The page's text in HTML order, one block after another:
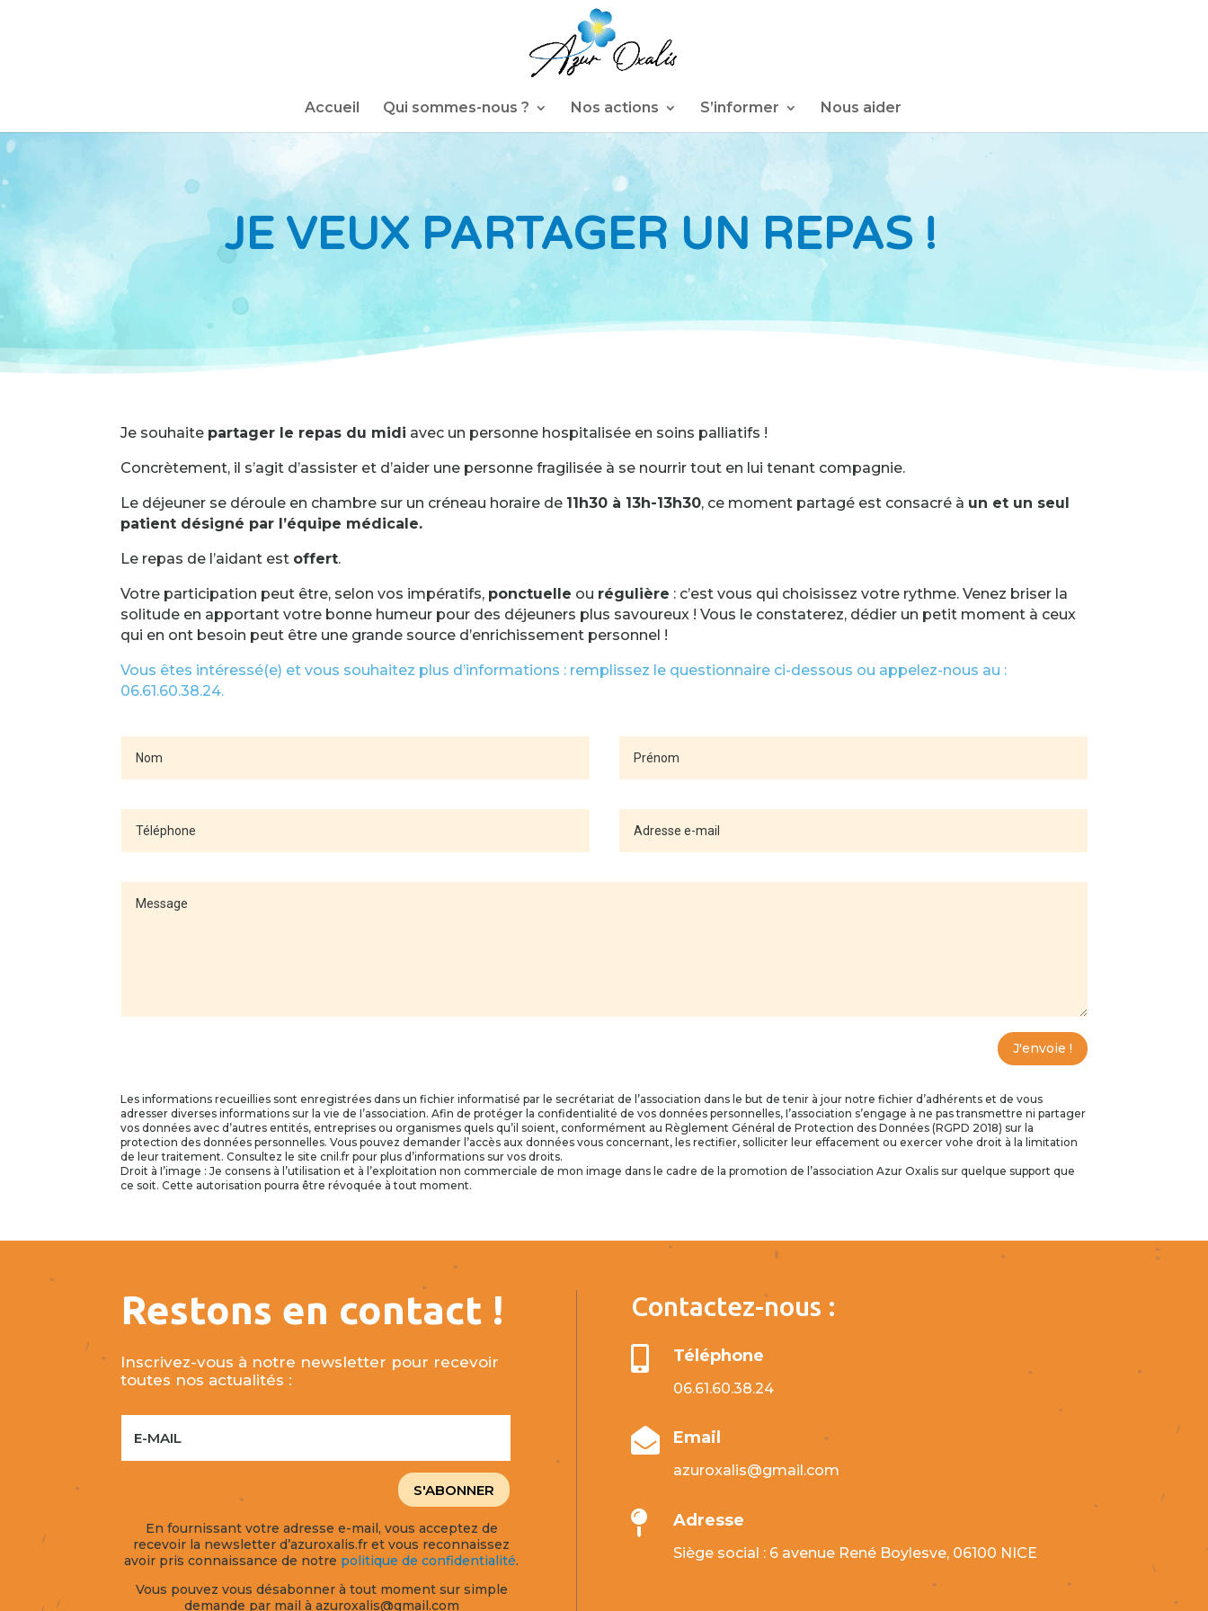
Accueil Qui sommes-nous ? Nos actions S’informer Nous aider
JE VEUX PARTAGER UN REPAS !
Je souhaite partager le repas du midi avec un personne hospitalisée en soins palliatifs !
Concrètement, il s’agit d’assister et d’aider une personne fragilisée à se nourrir tout en lui tenant compagnie.
Le déjeuner se déroule en chambre sur un créneau horaire de 11h30 à 13h-13h30, ce moment partagé est consacré à un et un seul
patient désigné par l’équipe médicale.
Le repas de l’aidant est offert.
Votre participation peut être, selon vos impératifs, ponctuelle ou régulière : c’est vous qui choisissez votre rythme. Venez briser la
solitude en apportant votre bonne humeur pour des déjeuners plus savoureux ! Vous le constaterez, dédier un petit moment à ceux
qui en ont besoin peut être une grande source d’enrichissement personnel !
Vous êtes intéressé(e) et vous souhaitez plus d’informations : remplissez le questionnaire ci-dessous ou appelez-nous au :
06.61.60.38.24.
J'envoie !
Les informations recueillies sont enregistrées dans un fichier informatisé par le secrétariat de l’association dans le but de tenir à jour notre fichier d’adhérents et de vous
adresser diverses informations sur la vie de I’association. Afin de protéger la confidentialité de vos données personnelles, I’association s’engage à ne pas transmettre ni partager
vos données avec d’autres entités, entreprises ou organismes quels qu’il soient, conformément au Règlement Général de Protection des Données (RGPD 2018) sur la
protection des données personnelles. Vous pouvez demander l’accès aux données vous concernant, les rectifier, solliciter leur effacement ou exercer vohe droit à la limitation
de leur traitement. Consultez le site cnil.fr pour plus d’informations sur vos droits.
Droit à I’image : Je consens à l’utilisation et à l’exploitation non commerciale de mon image dans le cadre de la promotion de l’association Azur Oxalis sur quelque support que
ce soit. Cette autorisation pourra être révoquée à tout moment.
Restons en contact !
Inscrivez-vous à notre newsletter pour recevoir
toutes nos actualités :
S'ABONNER
En fournissant votre adresse e-mail, vous acceptez de
recevoir la newsletter d’azuroxalis.fr et vous reconnaissez
avoir pris connaissance de notre politique de confidentialité.
Vous pouvez vous désabonner à tout moment sur simple
demande par mail à azuroxalis@gmail.com
Contactez-nous :
 Téléphone
06.61.60.38.24
 Email
azuroxalis@gmail.com
 Adresse
Siège social : 6 avenue René Boylesve, 06100 NICE